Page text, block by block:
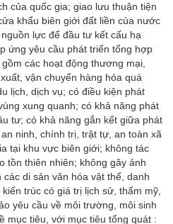
của quốc gia; giao lưu thuận tiện
khẩu biên giới đất liền của nước
lực để đầu tư kết cấu hạ
ứng yêu cầu phát triển tổng hợp
các hoạt động thương mại,
vận chuyển hàng hóa quá
lịch, dịch vụ; có điều kiện phát
xung quanh; có khả năng phát
tư; có khả năng gắn kết giữa phát
ninh, chính trị, trật tự, an toàn xã
tại khu vực biên giới; không tác
tồn thiên nhiên; không gây ảnh
di sản văn hóa vật thể, danh
trúc có giá trị lịch sử, thẩm mỹ,
yêu cầu về môi trường, môi sinh
mục tiêu, với mục tiêu tổng quát :